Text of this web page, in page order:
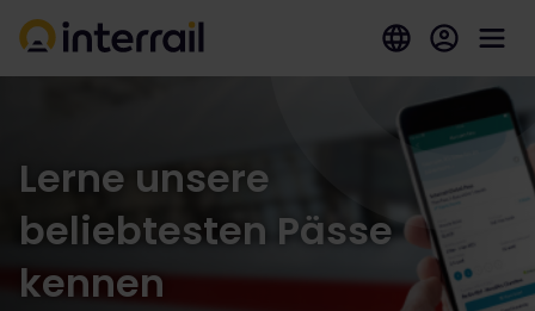
Lerne unsere
beliebtesten Pässe
kennen